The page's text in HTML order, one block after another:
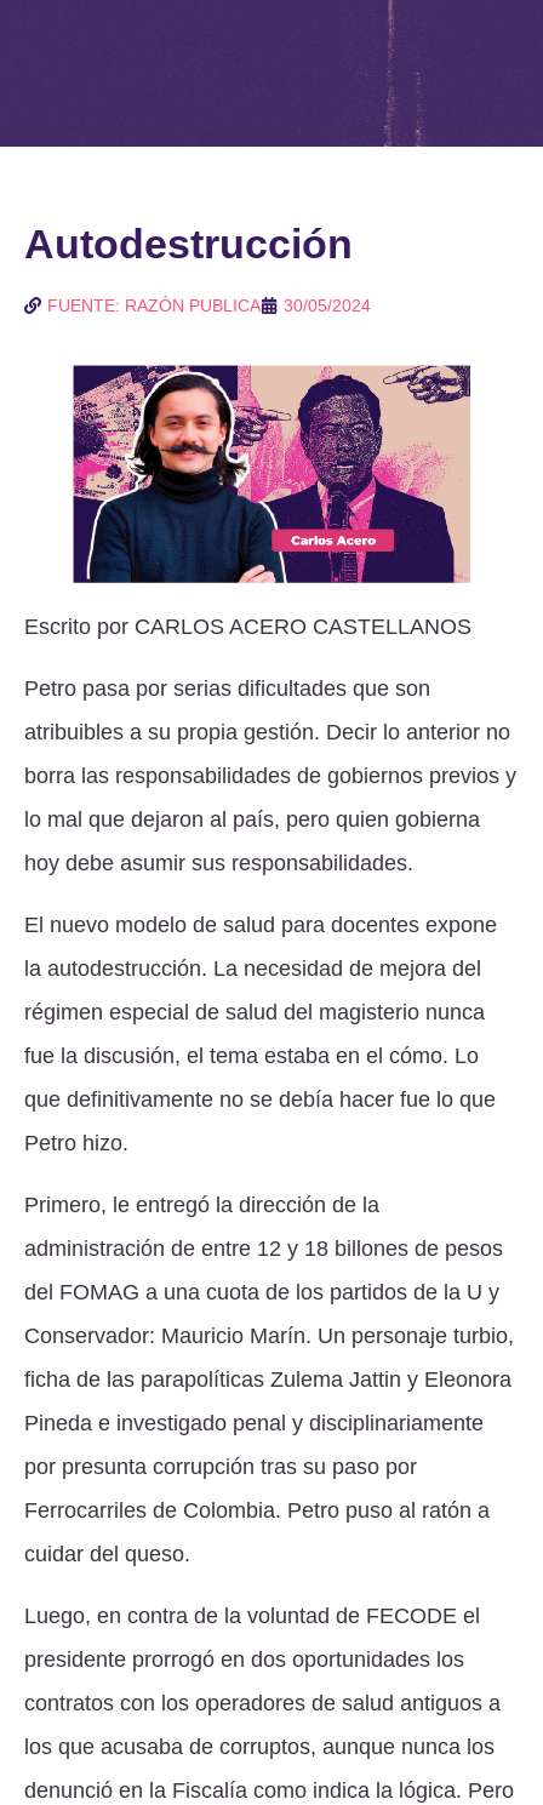
Autodestrucción
FUENTE: RAZÓN PUBLICA 30/05/2024
Escrito por CARLOS ACERO CASTELLANOS
Petro pasa por serias dificultades que son
atribuibles a su propia gestión. Decir lo anterior no
borra las responsabilidades de gobiernos previos y
lo mal que dejaron al país, pero quien gobierna
hoy debe asumir sus responsabilidades.
El nuevo modelo de salud para docentes expone
la autodestrucción. La necesidad de mejora del
régimen especial de salud del magisterio nunca
fue la discusión, el tema estaba en el cómo. Lo
que definitivamente no se debía hacer fue lo que
Petro hizo.
Primero, le entregó la dirección de la
administración de entre 12 y 18 billones de pesos
del FOMAG a una cuota de los partidos de la U y
Conservador: Mauricio Marín. Un personaje turbio,
ficha de las parapolíticas Zulema Jattin y Eleonora
Pineda e investigado penal y disciplinariamente
por presunta corrupción tras su paso por
Ferrocarriles de Colombia. Petro puso al ratón a
cuidar del queso.
Luego, en contra de la voluntad de FECODE el
presidente prorrogó en dos oportunidades los
contratos con los operadores de salud antiguos a
los que acusaba de corruptos, aunque nunca los
denunció en la Fiscalía como indica la lógica. Pero